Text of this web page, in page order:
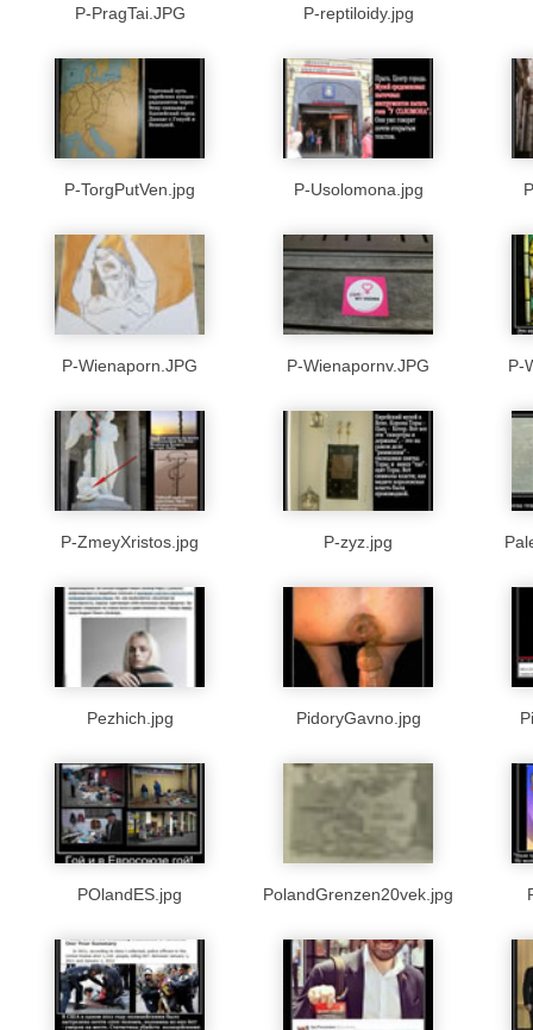
P-PragTai.JPG P-reptiloidy.jpg
P-TorgPutVen.jpg P-Usolomona.jpg
P-Wienaporn.JPG P-Wienapornv.JPG P-
P-ZmeyXristos.jpg P-zyz.jpg
Pezhich.jpg PidoryGavno.jpg
POlandES.jpg PolandGrenzen20vek.jpg